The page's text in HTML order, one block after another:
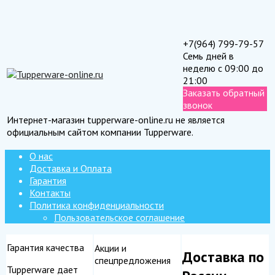
+7(964) 799-79-57
Семь дней в
неделю с 09:00 до
21:00
Заказать обратный
звонок
Интернет-магазин tupperware-online.ru не является
официальным сайтом компании Tupperware.
О нас
Доставка и Оплата
Гарантия
Контакты
Политика конфиденциальности
Пользовательское соглашение
Гарантия качества
Tupperware дает
Акции и
спецпредложения
Доставка по